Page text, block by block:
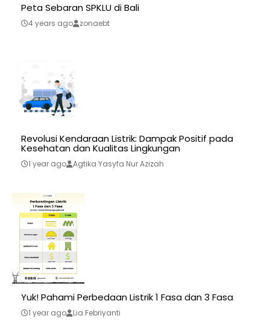
Peta Sebaran SPKLU di Bali
4 years ago zonaebt
Revolusi Kendaraan Listrik: Dampak Positif pada
Kesehatan dan Kualitas Lingkungan
1 year ago Agtika Yasyfa Nur Azizah
Yuk! Pahami Perbedaan Listrik 1 Fasa dan 3 Fasa
1 year ago Lia Febriyanti